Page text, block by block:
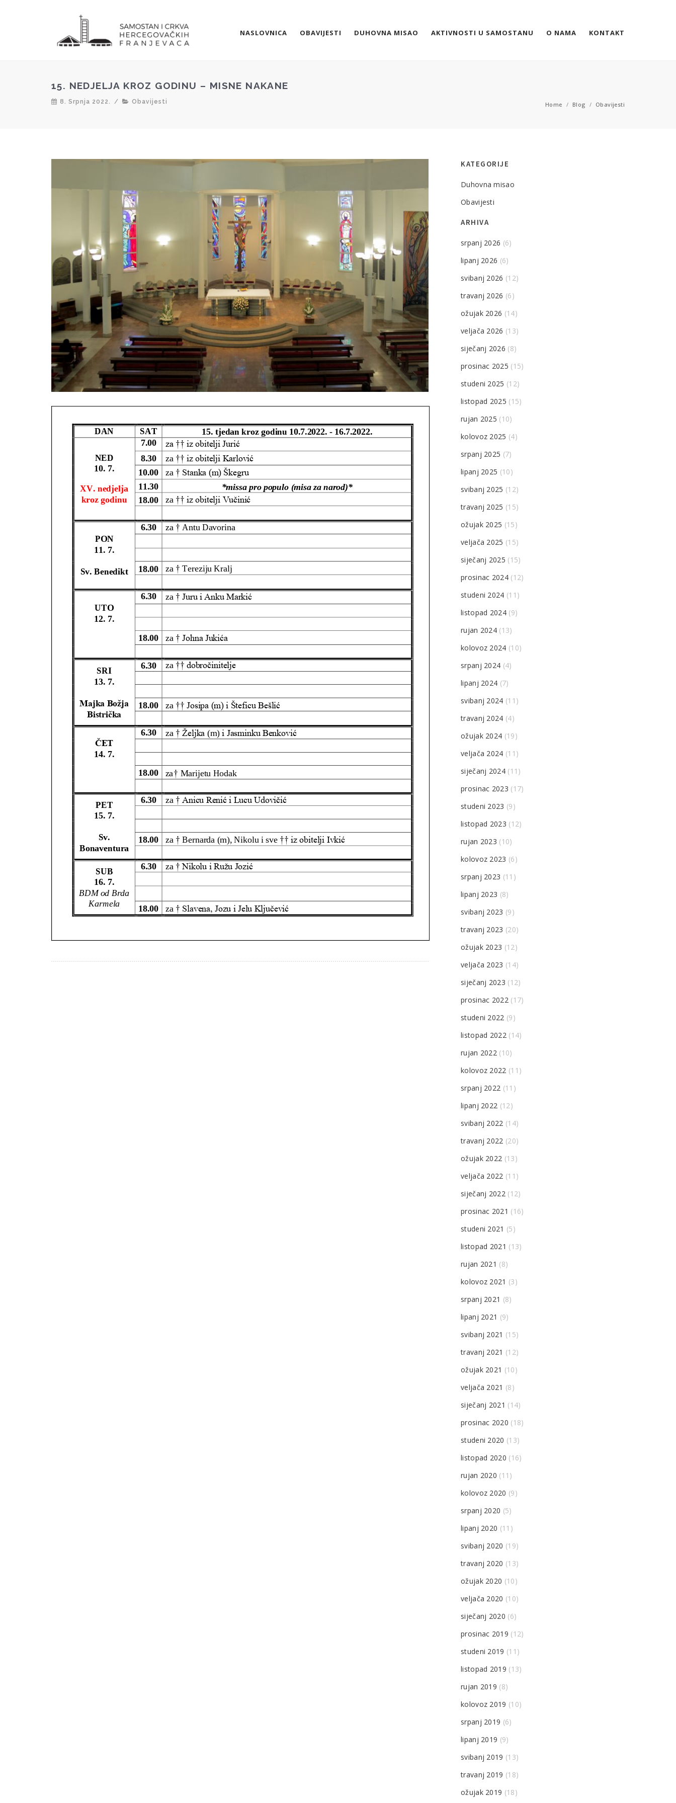
NASLOVNICA OBAVIJESTI DUHOVNA MISAO AKTIVNOSTI U SAMOSTANU O NAMA KONTAKT
15. NEDJELJA KROZ GODINU – MISNE NAKANE
8. Srpnja 2022. / Obavijesti Home / Blog / Obavijesti
KATEGORIJE
Duhovna misao
Obavijesti
ARHIVA
srpanj 2026 (6)
lipanj 2026 (6)
svibanj 2026 (12)
travanj 2026 (6)
ožujak 2026 (14)
veljača 2026 (13)
siječanj 2026 (8)
prosinac 2025 (15)
studeni 2025 (12)
listopad 2025 (15)
rujan 2025 (10)
kolovoz 2025 (4)
srpanj 2025 (7)
lipanj 2025 (10)
svibanj 2025 (12)
travanj 2025 (15)
ožujak 2025 (15)
veljača 2025 (15)
siječanj 2025 (15)
prosinac 2024(12)
studeni 2024 (11)
listopad 2024(9)
rujan 2024 (13)
kolovoz 2024 (10)
srpanj 2024 (4)
lipanj 2024 (7)
svibanj 2024 (11)
travanj 2024 (4)
ožujak 2024 (19)
veljača 2024 (11)
siječanj 2024(11)
prosinac 2023 (17)
studeni 2023 (9)
listopad 2023 (12)
rujan 2023 (10)
kolovoz 2023 (6)
srpanj 2023 (11)
lipanj 2023 (8)
svibanj 2023 (9)
travanj 2023 (20)
ožujak 2023 (12)
veljača 2023 (14)
siječanj 2023 (12)
prosinac 2022 (17)
studeni 2022 (9)
listopad 2022 (14)
rujan 2022 (10)
kolovoz 2022 (11)
srpanj 2022 (11)
lipanj 2022 (12)
svibanj 2022 (14)
travanj 2022 (20)
ožujak 2022 (13)
veljača 2022 (11)
siječanj 2022 (12)
prosinac 2021 (16)
studeni 2021 (5)
listopad 2021 (13)
rujan 2021 (8)
kolovoz 2021 (3)
srpanj 2021 (8)
lipanj 2021 (9)
svibanj 2021 (15)
travanj 2021 (12)
ožujak 2021 (10)
veljača 2021 (8)
siječanj 2021 (14)
prosinac 2020 (18)
studeni 2020 (13)
listopad 2020 (16)
rujan 2020 (11)
kolovoz 2020 (9)
srpanj 2020 (5)
lipanj 2020 (11)
svibanj 2020 (19)
travanj 2020 (13)
ožujak 2020 (10)
veljača 2020 (10)
siječanj 2020 (6)
prosinac 2019 (12)
studeni 2019 (11)
listopad 2019 (13)
rujan 2019 (8)
kolovoz 2019 (10)
srpanj 2019 (6)
lipanj 2019 (9)
svibanj 2019 (13)
travanj 2019 (18)
ožujak 2019 (18)